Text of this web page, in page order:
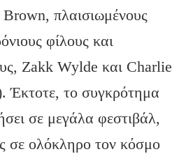
πλαισιωμένους
φίλους και
Zakk Wylde και Charlie
Έκτοτε, το συγκρότημα
σε μεγάλα φεστιβάλ,
σε ολόκληρο τον κόσμο